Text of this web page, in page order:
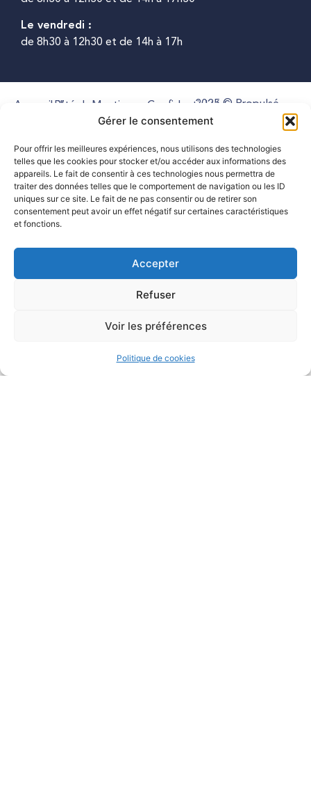
Gérer le consentement
Pour offrir les meilleures expériences, nous utilisons des technologies
telles que les cookies pour stocker et/ou accéder aux informations des
appareils. Le fait de consentir à ces technologies nous permettra de
traiter des données telles que le comportement de navigation ou les ID
uniques sur ce site. Le fait de ne pas consentir ou de retirer son
consentement peut avoir un effet négatif sur certaines caractéristiques
et fonctions.
Accepter
Refuser
Voir les préférences
Politique de cookies
Le vendredi :
de 8h30 à 12h30 et de 14h à 17h
Accessibilité
Plan du
Mentions
légales
Confidentialité2025 © Propulsé
par Utopia